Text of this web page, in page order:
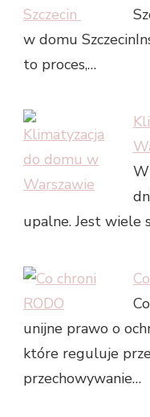
w domu
to proces,…
upalne. Jest wiele
unijne prawo o
które reguluje
przechowywanie…